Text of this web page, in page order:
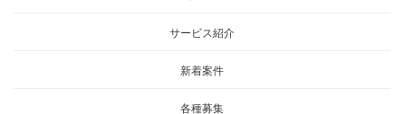
サービス紹介
新着案件
各種募集